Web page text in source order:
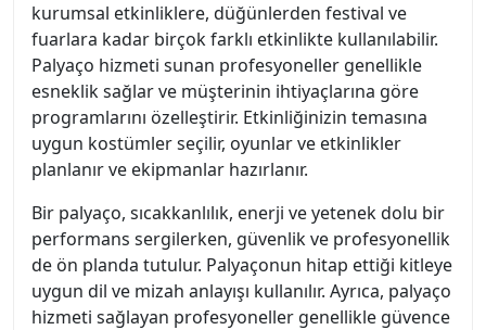
kurumsal etkinliklere, düğünlerden festival ve
fuarlara kadar birçok farklı etkinlikte kullanılabilir.
Palyaço hizmeti sunan profesyoneller genellikle
esneklik sağlar ve müşterinin ihtiyaçlarına göre
programlarını özelleştirir. Etkinliğinizin temasına
uygun kostümler seçilir, oyunlar ve etkinlikler
planlanır ve ekipmanlar hazırlanır.
Bir palyaço, sıcakkanlılık, enerji ve yetenek dolu bir
performans sergilerken, güvenlik ve profesyonellik
de ön planda tutulur. Palyaçonun hitap ettiği kitleye
uygun dil ve mizah anlayışı kullanılır. Ayrıca, palyaço
hizmeti sağlayan profesyoneller genellikle güvence